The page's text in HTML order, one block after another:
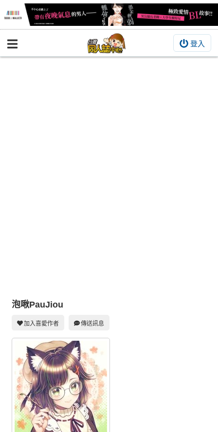
登入
BOOKY書集倉庫
交流中心
攤位轉讓區
會員功能選單
會員中心
註冊會員
登入
泡啾PauJiou
加入喜愛作者 傳送訊息